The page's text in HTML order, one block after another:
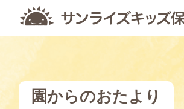
園からのおたより